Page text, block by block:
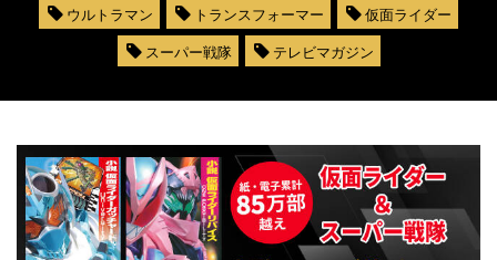
ウルトラマン トランスフォーマー
仮面ライダー
スーパー戦隊
テレビマガジン